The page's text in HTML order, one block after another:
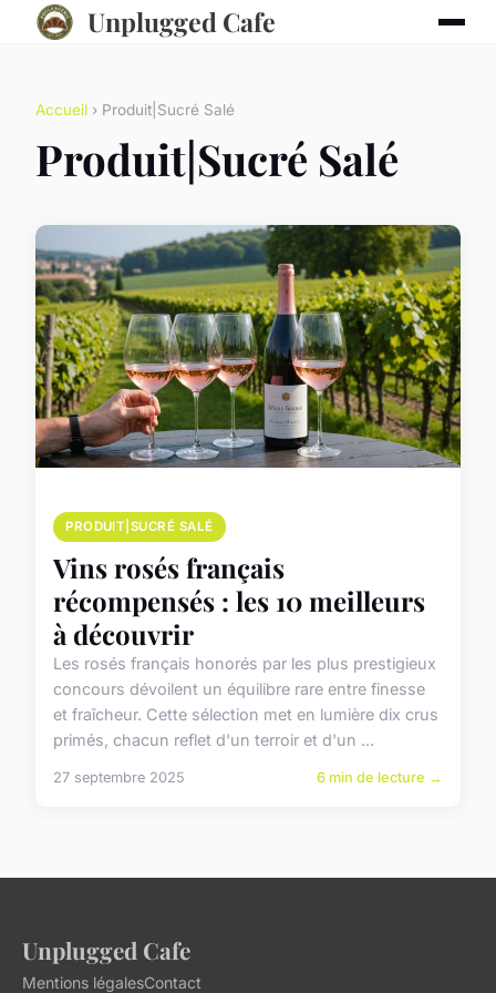
Unplugged Cafe
Accueil › Produit|Sucré Salé
Produit|Sucré Salé
PRODUIT|SUCRÉ SALÉ
Vins rosés français
récompensés : les 10 meilleurs
à découvrir
Les rosés français honorés par les plus prestigieux
concours dévoilent un équilibre rare entre finesse
et fraîcheur. Cette sélection met en lumière dix crus
primés, chacun reflet d'un terroir et d'un ...
27 septembre 2025 6 min de lecture →
Unplugged Cafe
Mentions légalesContact